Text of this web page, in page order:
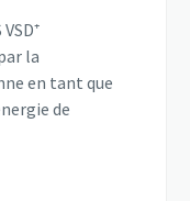
la
en tant que
de